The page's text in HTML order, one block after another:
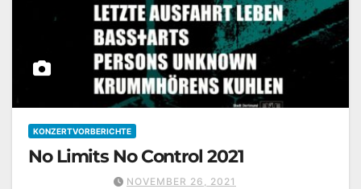
KONZERTVORBERICHTE
No Limits No Control 2021
NOVEMBER 26, 2021